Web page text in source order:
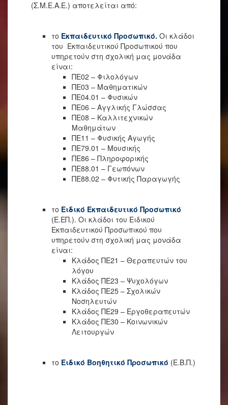
(Σ.Μ.Ε.Α.Ε.) αποτελείται από:
το Εκπαιδευτικό Προσωπικό. Οι κλάδοι
του Εκπαιδευτικού Προσωπικού που
υπηρετούν στη σχολική μας μονάδα
είναι:
ΠΕ02 – Φιλολόγων
ΠΕ03 – Μαθηματικών
ΠΕ04.01 – Φυσικών
ΠΕ06 – Αγγλικής Γλώσσας
ΠΕ08 – Καλλιτεχνικών
Μαθημάτων
ΠΕ11 – Φυσικής Αγωγής
ΠΕ79.01 – Μουσικής
ΠΕ86 – Πληροφορικής
ΠΕ88.01 – Γεωπόνων
ΠΕ88.02 – Φυτικής Παραγωγής
το Ειδικό Εκπαιδευτικό Προσωπικό
(Ε.ΕΠ.). Οι κλάδοι του Ειδικού
Εκπαιδευτικού Προσωπικού που
υπηρετούν στη σχολική μας μονάδα
είναι:
Κλάδος ΠΕ21 – Θεραπευτών του
λόγου
Κλάδος ΠΕ23 – Ψυχολόγων
Κλάδος ΠΕ25 – Σχολικών
Νοσηλευτών
Κλάδος ΠΕ29 – Εργοθεραπευτών
Κλάδος ΠΕ30 – Κοινωνικών
Λειτουργών
το Ειδικό Βοηθητικό Προσωπικό (Ε.Β.Π.)